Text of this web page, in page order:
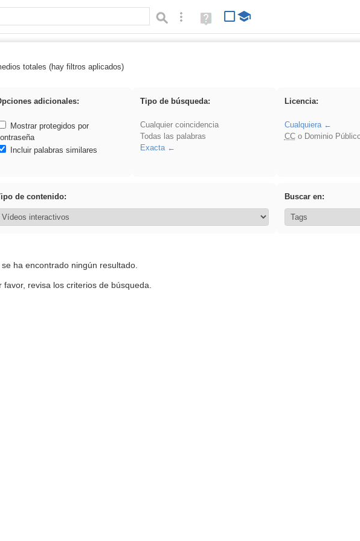
Búsqueda avanzada
Ayuda
(en
de: EvAU
totales (hay filtros aplicados)
adicionales:
Mostrar protegidos por
Incluir palabras similares
Tipo de búsqueda:
Cualquier coincidencia
Todas las palabras
Exacta
Licencia:
Cualquiera
CCo Dominio
de contenido: Buscar en:
se ha encontrado ningún resultado.
favor, revisa los criterios de búsqueda.